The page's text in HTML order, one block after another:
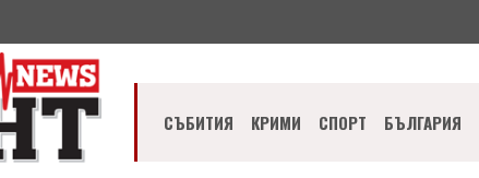
СЪБИТИЯ КРИМИ СПОРТ БЪЛГАРИЯ